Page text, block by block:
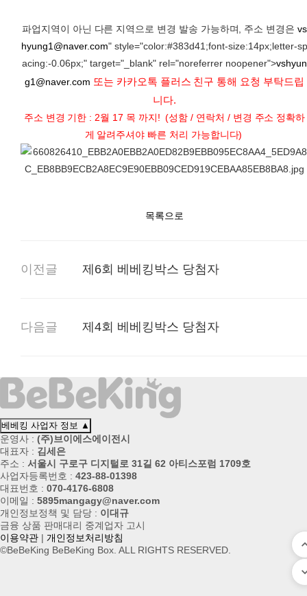
파업지역이 아닌 다른 지역으로 변경 발송 가능하며, 주소 변경은 vs
hyung1@naver.com" style="color:#383d41;font-size:14px;letter-sp
acing:-0.06px;" target="_blank" rel="noreferrer noopener">vshyun
g1@naver.com 또는 카카오톡 플러스 친구 통해 요청 부탁드립
니다.
주소 변경 기한 : 2월 17 목 까지! (성함 / 연락처 / 변경 주소 정확하
게 알려주셔야 빠른 처리 가능합니다)
목록으로
이전글 제6회 베베킹박스 당첨자
다음글 제4회 베베킹박스 당첨자
베베킹 사업자 정보 ▲
운영사 : (주)브이에스에이전시
대표자 : 김세은
주소 : 서울시 구로구 디지털로 31길 62 아티스포럼 1709호
사업자등록번호 : 423-88-01398
대표번호 : 070-4176-6808
이메일 : 5895mangagy@naver.com
개인정보정책 및 담당 : 이대규
금융 상품 판매대리 중계업자 고시
이용약관 | 개인정보처리방침
©BeBeKing BeBeKing Box. ALL RIGHTS RESERVED.